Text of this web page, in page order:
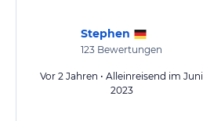
Stephen
123 Bewertungen
Vor 2 Jahren • Alleinreisend im Juni
2023